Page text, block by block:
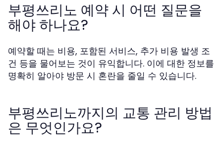
부평쓰리노 예약 시 어떤 질문을
해야 하나요?
예약할 때는 비용, 포함된 서비스, 추가 비용 발생 조
건 등을 물어보는 것이 유익합니다. 이에 대한 정보를
명확히 알아야 방문 시 혼란을 줄일 수 있습니다.
부평쓰리노까지의 교통 관리 방법
은 무엇인가요?